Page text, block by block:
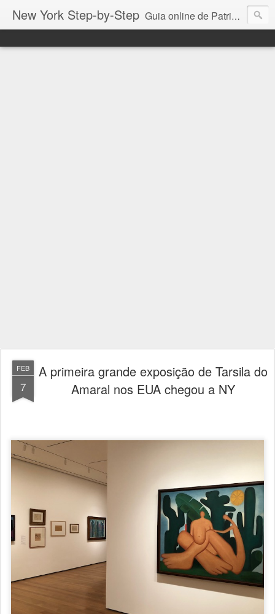
New York Step-by-Step Guia online de Patricia Vittorazzi especialmente para você
FEB
7
A primeira grande exposição de Tarsila do
Amaral nos EUA chegou a NY